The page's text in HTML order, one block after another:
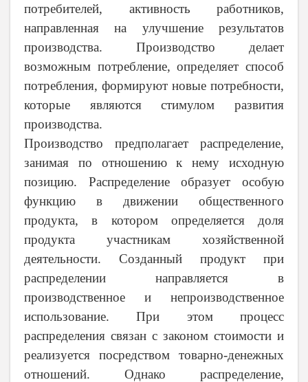
потребителей, активность работников,
направленная на улучшение результатов
производства. Производство делает
возможным потребление, определяет способ
потребления, формируют новые потребности,
которые являются стимулом развития
производства.
Производство предполагает распределение,
занимая по отношению к нему исходную
позицию. Распределение образует особую
функцию в движении общественного
продукта, в котором определяется доля
продукта участникам хозяйственной
деятельности. Созданный продукт при
распределении направляется в
производственное и непроизводственное
использование. При этом процесс
распределения связан с законом стоимости и
реализуется посредством товарно-денежных
отношений. Однако распределение,